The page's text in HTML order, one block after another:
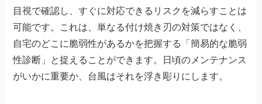
目視で確認し、すぐに対応できるリスクを減らすことは
可能です。これは、単なる付け焼き刃の対策ではなく、
自宅のどこに脆弱性があるかを把握する「簡易的な脆弱
性診断」と捉えることができます。日頃のメンテナンス
がいかに重要か、台風はそれを浮き彫りにします。